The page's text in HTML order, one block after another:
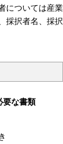
については産業
採択者名、採択
要な書類